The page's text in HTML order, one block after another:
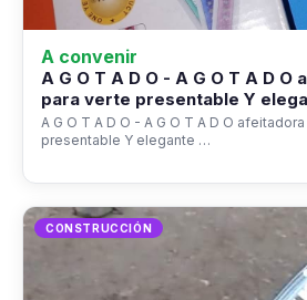
A convenir
A G O T A D O - A G O T A D
para verte presentable Y
A G O T A D O - A G O T A D O
presentable Y elegante …
CONSTRUCCIÓN